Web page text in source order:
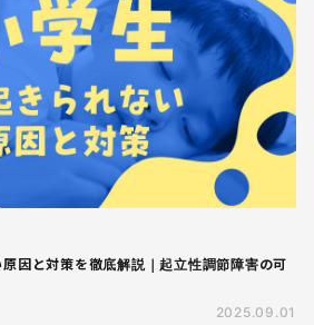
原因と対策を徹底解説｜起立性調節障害の可
2025.09.01